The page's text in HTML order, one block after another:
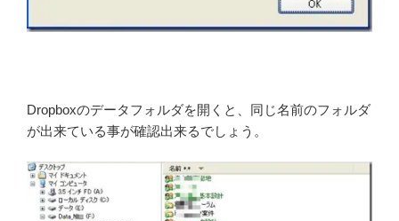
Dropboxのデータフォルダを開くと、同じ名前のフォルダ
が出来ている事が確認出来るでしょう。